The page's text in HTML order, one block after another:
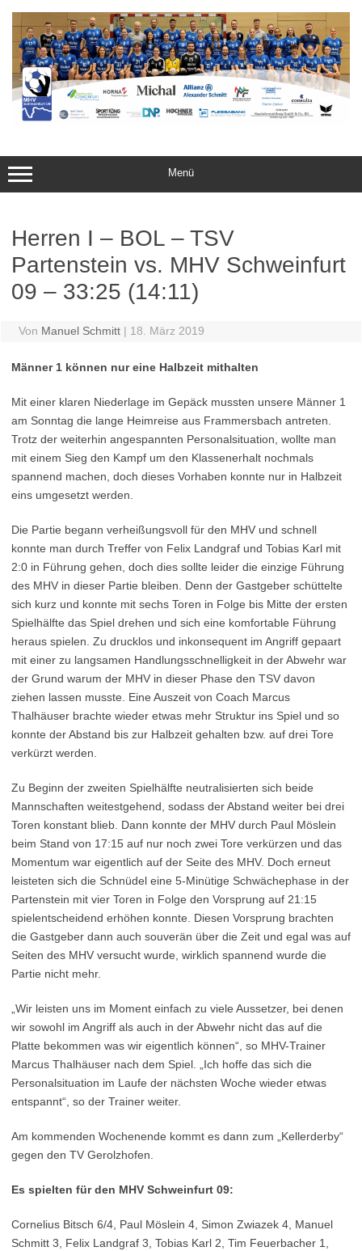
Inhalt
springen
Menü
Herren I – BOL – TSV
Partenstein vs. MHV Schweinfurt
09 – 33:25 (14:11)
Von Manuel Schmitt | 18. März 2019
Männer 1 können nur eine Halbzeit mithalten
Mit einer klaren Niederlage im Gepäck mussten unsere Männer 1
am Sonntag die lange Heimreise aus Frammersbach antreten.
Trotz der weiterhin angespannten Personalsituation, wollte man
mit einem Sieg den Kampf um den Klassenerhalt nochmals
spannend machen, doch dieses Vorhaben konnte nur in Halbzeit
eins umgesetzt werden.
Die Partie begann verheißungsvoll für den MHV und schnell
konnte man durch Treffer von Felix Landgraf und Tobias Karl mit
2:0 in Führung gehen, doch dies sollte leider die einzige Führung
des MHV in dieser Partie bleiben. Denn der Gastgeber schüttelte
sich kurz und konnte mit sechs Toren in Folge bis Mitte der ersten
Spielhälfte das Spiel drehen und sich eine komfortable Führung
heraus spielen. Zu drucklos und inkonsequent im Angriff gepaart
mit einer zu langsamen Handlungsschnelligkeit in der Abwehr war
der Grund warum der MHV in dieser Phase den TSV davon
ziehen lassen musste. Eine Auszeit von Coach Marcus
Thalhäuser brachte wieder etwas mehr Struktur ins Spiel und so
konnte der Abstand bis zur Halbzeit gehalten bzw. auf drei Tore
verkürzt werden.
Zu Beginn der zweiten Spielhälfte neutralisierten sich beide
Mannschaften weitestgehend, sodass der Abstand weiter bei drei
Toren konstant blieb. Dann konnte der MHV durch Paul Möslein
beim Stand von 17:15 auf nur noch zwei Tore verkürzen und das
Momentum war eigentlich auf der Seite des MHV. Doch erneut
leisteten sich die Schnüdel eine 5-Minütige Schwächephase in der
Partenstein mit vier Toren in Folge den Vorsprung auf 21:15
spielentscheidend erhöhen konnte. Diesen Vorsprung brachten
die Gastgeber dann auch souverän über die Zeit und egal was auf
Seiten des MHV versucht wurde, wirklich spannend wurde die
Partie nicht mehr.
„Wir leisten uns im Moment einfach zu viele Aussetzer, bei denen
wir sowohl im Angriff als auch in der Abwehr nicht das auf die
Platte bekommen was wir eigentlich können“, so MHV-Trainer
Marcus Thalhäuser nach dem Spiel. „Ich hoffe das sich die
Personalsituation im Laufe der nächsten Woche wieder etwas
entspannt“, so der Trainer weiter.
Am kommenden Wochenende kommt es dann zum „Kellerderby“
gegen den TV Gerolzhofen.
Es spielten für den MHV Schweinfurt 09:
Cornelius Bitsch 6/4, Paul Möslein 4, Simon Zwiazek 4, Manuel
Schmitt 3, Felix Landgraf 3, Tobias Karl 2, Tim Feuerbacher 1,